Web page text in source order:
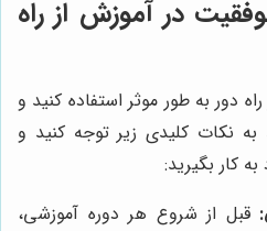
در آموزش از راه
راه دور به طور موثر استفاده کنید و
نکات کلیدی زیر توجه کنید و
کار بگیرید:
قبل از شروع هر دوره آموزشی،